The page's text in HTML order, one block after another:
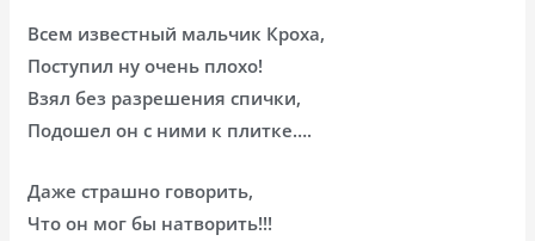
Всем известный мальчик Кроха,
Поступил ну очень плохо!
Взял без разрешения спички,
Подошел он с ними к плитке….
Даже страшно говорить,
Что он мог бы натворить!!!